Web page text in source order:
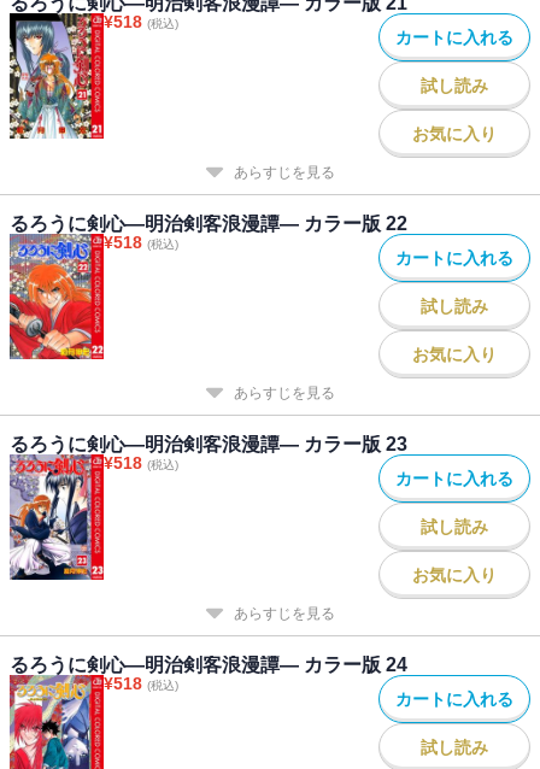
¥518 (税込)
カートに入れる
試し読み
お気に入り
あらすじを見る
るろうに剣心―明治剣客浪漫譚― カラー版 22
¥518 (税込)
カートに入れる
試し読み
お気に入り
あらすじを見る
るろうに剣心―明治剣客浪漫譚― カラー版 23
¥518 (税込)
カートに入れる
試し読み
お気に入り
あらすじを見る
るろうに剣心―明治剣客浪漫譚― カラー版 24
¥518 (税込)
カートに入れる
試し読み